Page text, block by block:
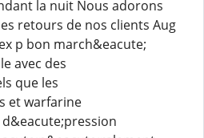
la nuit Nous adorons
retours de nos clients Aug
p bon march&eacute;
avec des
que les
et warfarine